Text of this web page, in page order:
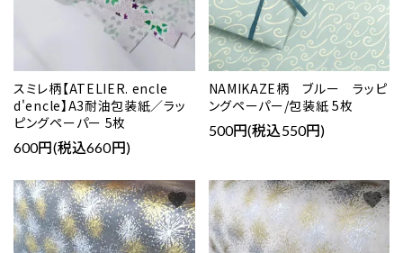
スミレ柄【ATELIER. encle
d'encle】A3耐油包装紙／ラッ
ピングペーパー 5枚
600円(税込660円)
NAMIKAZE柄 ブルー ラッピ
ングペーパー/包装紙 5枚
500円(税込550円)
favorite favorite